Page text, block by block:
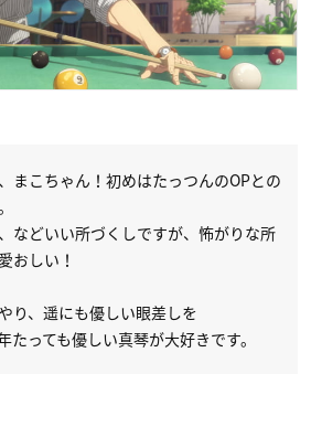
まこちゃん！初めはたっつんのOPとの
などいい所づくしですが、怖がりな所
おしい！
り、遥にも優しい眼差しを
っても優しい真琴が大好きです。